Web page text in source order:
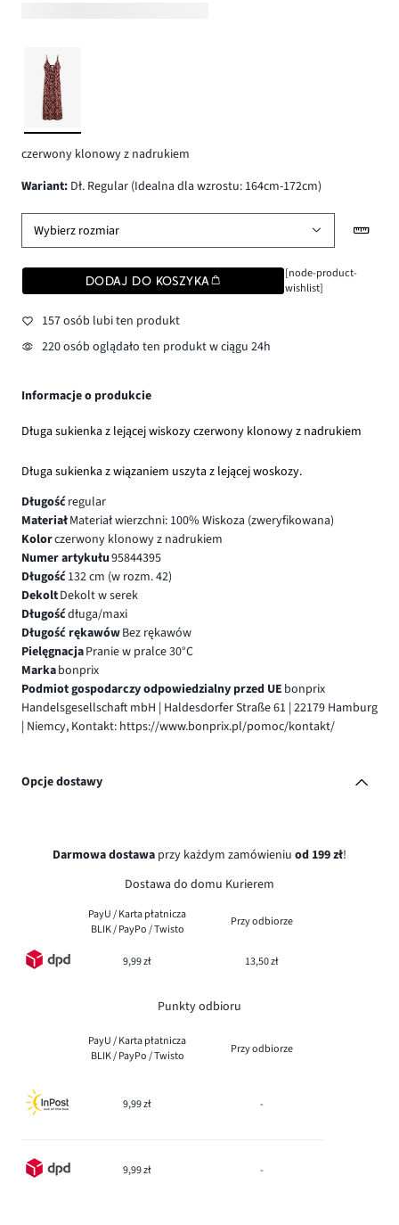
czerwony klonowy z nadrukiem
wariant: Dł. Regular (Idealna dla wzrostu: 164cm-172cm)
Wybierz rozmiar
DODAJ DO KOSZYKA
[node-product-
wishlist]
157 osób lubi ten produkt
220 osób oglądało ten produkt w ciągu 24h
Informacje o produkcie
Długa sukienka z lejącej wiskozy czerwony klonowy z nadrukiem
Długa sukienka z wiązaniem uszyta z lejącej woskozy.
Długośćregular
MateriałMateriał wierzchni: 100% Wiskoza (zweryfikowana)
Kolorczerwony klonowy z nadrukiem
Numer artykułu95844395
Długość132 cm (w rozm. 42)
DekoltDekolt w serek
Długośćdługa/maxi
Długość rękawówBez rękawów
PielęgnacjaPranie w pralce 30°C
Markabonprix
Podmiot gospodarczy odpowiedzialny przed UE bonprix
Handelsgesellschaft mbH | Haldesdorfer Straße 61 | 22179 Hamburg
| Niemcy, Kontakt: https://www.bonprix.pl/pomoc/kontakt/
Opcje dostawy
Darmowa dostawa przy każdym zamówieniu od 199 zł!
Dostawa do domu Kurierem
PayU / Karta płatnicza
BLIK / PayPo / Twisto
Przy odbiorze
9,99 zł 13,50 zł
Punkty odbioru
PayU / Karta płatnicza
BLIK / PayPo / Twisto
Przy odbiorze
9,99 zł -
9,99 zł -